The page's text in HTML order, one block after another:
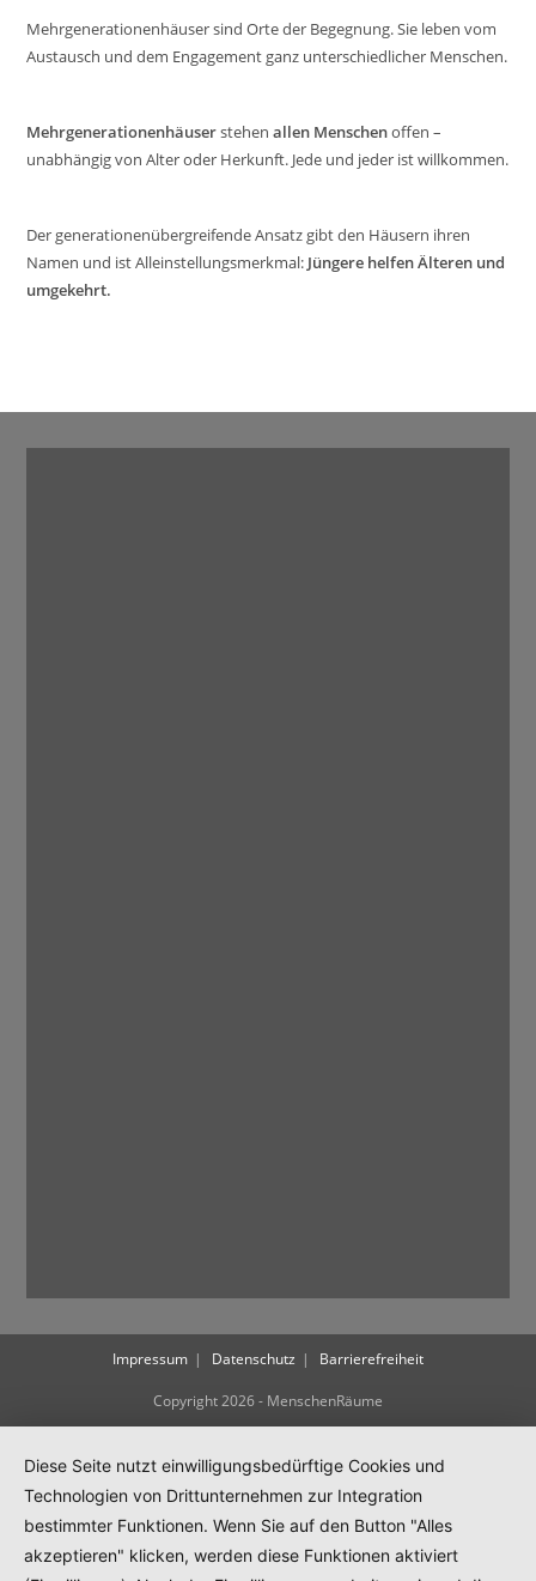
Mehrgenerationenhäuser sind Orte der Begegnung. Sie leben vom
Austausch und dem Engagement ganz unterschiedlicher Menschen.
Mehrgenerationenhäuserstehenallen Menschenoffen –
unabhängig von Alter oder Herkunft. Jede und jeder ist willkommen.
Der generationenübergreifende Ansatz gibt den Häusern ihren
Namen und ist Alleinstellungsmerkmal: Jüngere helfen Älteren und
umgekehrt.
Impressum Datenschutz Barrierefreiheit
Copyright 2026 - MenschenRäume
Diese Seite nutzt einwilligungsbedürftige Cookies und
Technologien von Drittunternehmen zur Integration
bestimmter Funktionen. Wenn Sie auf den Button "Alles
akzeptieren" klicken, werden diese Funktionen aktiviert